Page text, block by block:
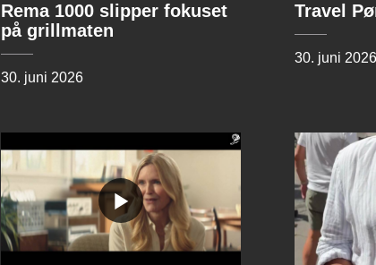
Rema 1000 slipper fokuset
på grillmaten
30. juni 2026
Travel
30. juni 2026